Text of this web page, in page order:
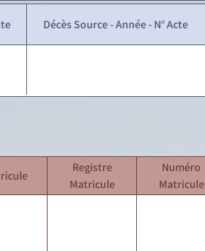
Décès Source - Année - N° Acte
Registre
Matricule
Numéro
Matricule